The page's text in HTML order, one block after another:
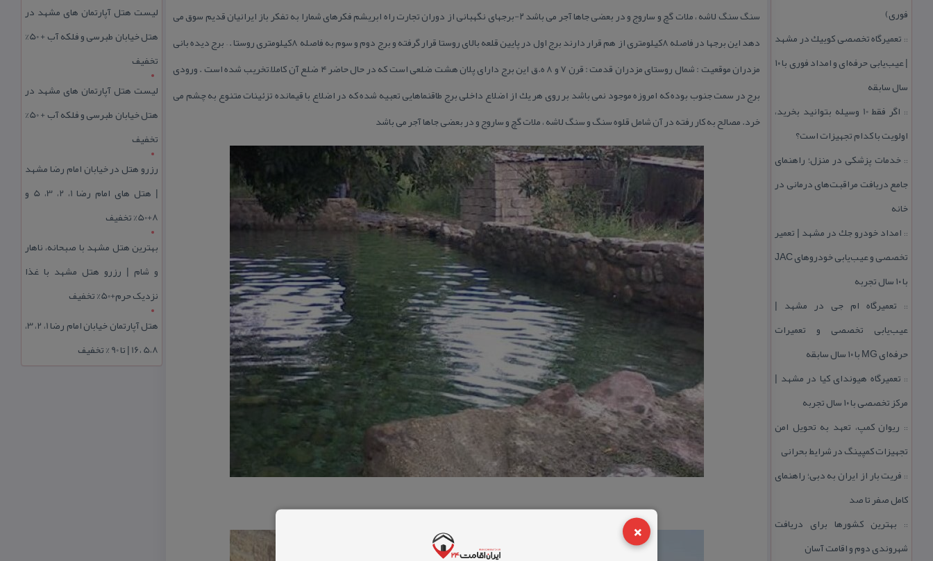
×
فوری)
:: تعمیرگاه تخصصی كوییك در مشهد
| عیب‌یابی حرفه‌ای و امداد فوری با ۱۰
سال سابقه
::
اگر فقط 10 وسیله بتوانید بخرید،
اولویت با كدام تجهیزات است؟
:: خدمات پزشكی در منزل؛ راهنمای
جامع دریافت مراقبت‌های درمانی در
خانه
:: امداد خودرو جك در مشهد | تعمیر
تخصصی و عیب‌یابی خودروهای JAC
با ۱۰ سال تجربه
:: تعمیرگاه ام جی در مشهد |
عیب‌یابی تخصصی و تعمیرات
حرفه‌ای MG با ۱۰ سال سابقه
:: تعمیرگاه هیوندای كیا در مشهد |
مركز تخصصی با ۱۰ سال تجربه
:: ریوان كمپ، تعهد به تحویل امن
تجهیزات كمپینگ در شرایط بحرانی
:: فریت بار از ایران به دبی؛ راهنمای
كامل صفر تا صد
:: بهترین كشورها برای دریافت
شهروندی دوم و اقامت آسان
سنگ سنگ لاشه ، ملات گچ و ساروج و در بعضی جاها آجر می باشد ۲-برجهای نگهبانی از دوران تجارت راه ابریشم فكرهای شمارا به تفكر باز ایرانیان قدیم سوق می
دهد این برجها در فاصله ۸كیلومتری از هم قرار دارند برج اول در پایین قلعه بالای روستا قرار گرفته و برج دوم و سوم به فاصله ۸كیلومتری روستا . – برج دیده بانی
مزدران موقعیت : شمال روستای مزدران قدمت : قرن ۷ و ۸ ه.ق این برج دارای پلان هشت ضلعی است كه در حال حاضر ۴ ضلع آن كاملاً تخریب شده است . ورودی
برج در سمت جنوب بوده كه امروزه موجود نمی باشد بر روی هر یك از اضلاع داخلی برج طاقنماهایی تعبیه شده كه در اضلاع با قیمانده تزئینات متنوع به چشم می
خرد. مصالح به كار رفته در آن شامل قلوه سنگ و سنگ لاشه ، ملات گچ و ساروج و در بعضی جاها آجر می باشد
لیست هتل آپارتمان های مشهد در
هتل خیابان طبرسی و فلکه آب + 50%
تخفیف
لیست هتل آپارتمان های مشهد در
هتل خیابان طبرسی و فلکه آب + 50%
تخفیف
رزرو هتل در خیابان امام رضا مشهد
| هتل‌ های امام رضا 1، 2، 3، 5 و
8+50% تخفیف
بهترین هتل مشهد با صبحانه، ناهار
و شام | رزرو هتل مشهد با غذا
نزدیک حرم+50% تخفیف
هتل آپارتمان خیابان امام رضا 1، 2، 3،
5،8 ،16 | تا 90 % تخفیف